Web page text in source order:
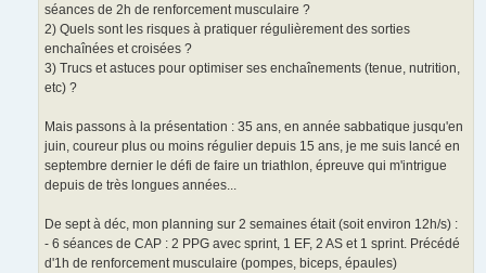
séances de 2h de renforcement musculaire ?
2) Quels sont les risques à pratiquer régulièrement des sorties
enchaînées et croisées ?
3) Trucs et astuces pour optimiser ses enchaînements (tenue, nutrition,
etc) ?
Mais passons à la présentation : 35 ans, en année sabbatique jusqu'en
juin, coureur plus ou moins régulier depuis 15 ans, je me suis lancé en
septembre dernier le défi de faire un triathlon, épreuve qui m'intrigue
depuis de très longues années...
De sept à déc, mon planning sur 2 semaines était (soit environ 12h/s) :
- 6 séances de CAP : 2 PPG avec sprint, 1 EF, 2 AS et 1 sprint. Précédé
d'1h de renforcement musculaire (pompes, biceps, épaules)